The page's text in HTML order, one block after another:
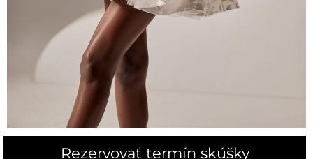
Rezervovať termín skúšky